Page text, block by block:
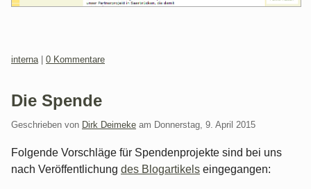
Kategorien:
interna 0 Kommentare
Die Spende
Geschrieben von Dirk Deimeke am Donnerstag, 9. April 2015
Folgende Vorschläge für Spendenprojekte sind bei uns
nach Veröffentlichung des Blogartikels eingegangen: